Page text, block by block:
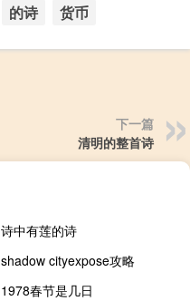
的诗 货币
下一篇
清明的整首诗
诗中有莲的诗
shadow cityexpose攻略
1978春节是几日